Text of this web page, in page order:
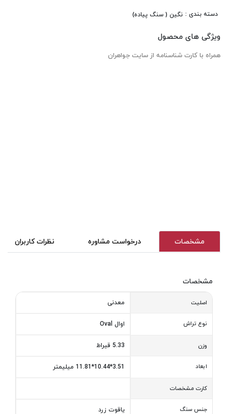
دسته بندی : نگین ( سنگ پیاده)
ویژگی های محصول
همراه با کارت شناسنامه از سایت جواهران
مشخصات درخواست مشاوره نظرات کاربران
مشخصات
اصلیت معدنی
نوع تراش اوال Oval
وزن 5.33 قیراط
ابعاد 3.51*10.44*11.81 میلیمتر
کارت مشخصات
جنس سنگ یاقوت زرد